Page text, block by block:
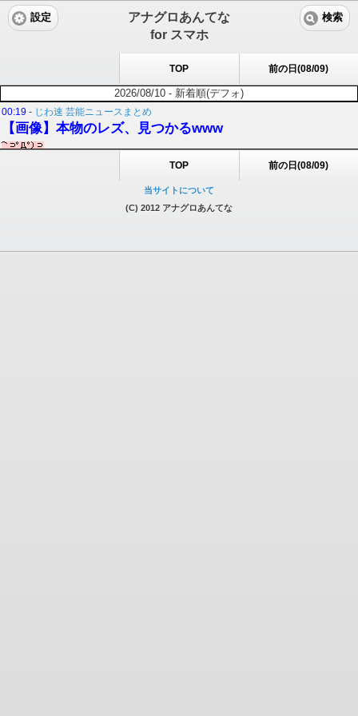
アナグロあんてな
for スマホ
設定 検索
TOP 前の日(08/09)
2026/08/10 - 新着順(デフォ)
00:19 - じわ速 芸能ニュースまとめ
【画像】本物のレズ、見つかるwww
TOP 前の日(08/09)
当サイトについて
(C) 2012 アナグロあんてな